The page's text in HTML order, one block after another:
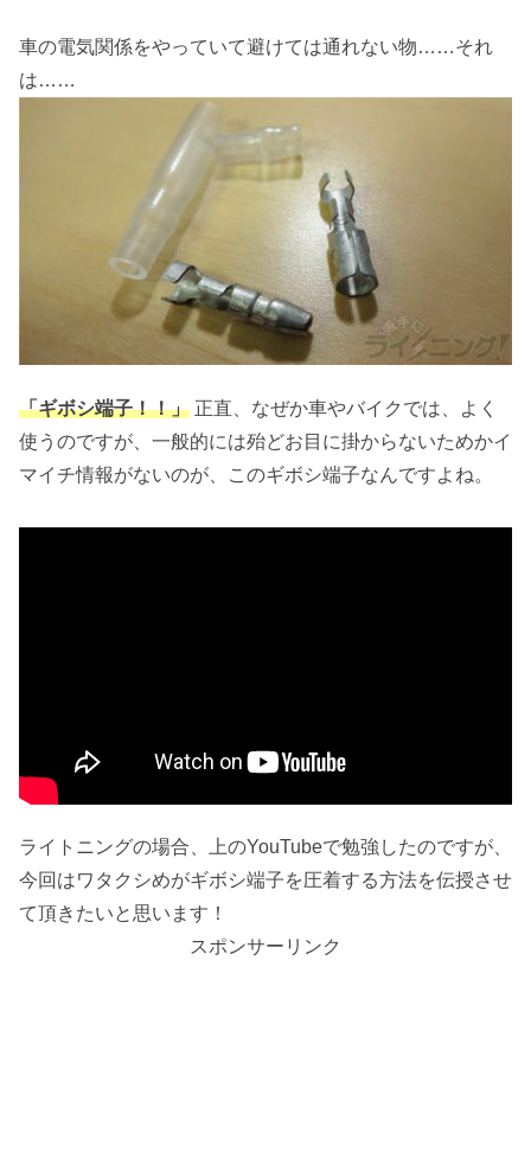
車の電気関係をやっていて避けては通れない物……それ
は……
「ギボシ端子！！」 正直、なぜか車やバイクでは、よく
使うのですが、一般的には殆どお目に掛からないためかイ
マイチ情報がないのが、このギボシ端子なんですよね。
ライトニングの場合、上のYouTubeで勉強したのですが、
今回はワタクシめがギボシ端子を圧着する方法を伝授させ
て頂きたいと思います！
スポンサーリンク